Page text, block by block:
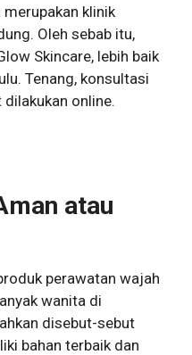
klinik
Oleh sebab itu,
Skincare, lebih baik
Tenang, konsultasi
online.
atau
perawatan wajah
wanita di
disebut-sebut
bahan terbaik dan